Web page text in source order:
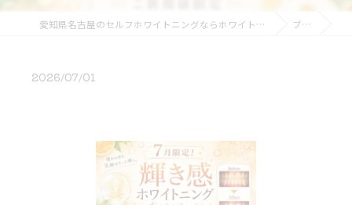
愛知県名古屋のセルフホワイトニングならホワイトニングショップ名古屋店 ブログ
2026/07/01